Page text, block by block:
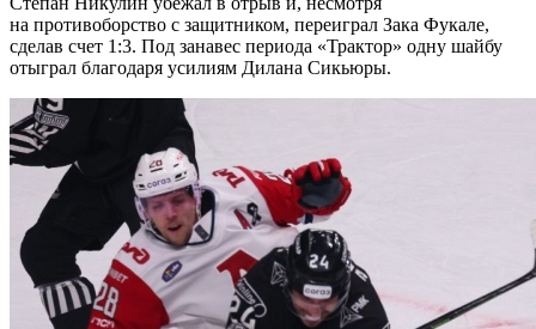
на противоборство с защитником, переиграл Зака Фукале,
сделав счет 1:3. Под занавес периода «Трактор» одну шайбу
отыграл благодаря усилиям Дилана Сикьюры.